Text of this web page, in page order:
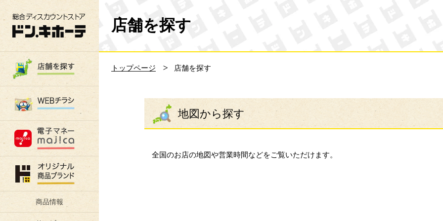
総合ディスカウントストア 驚安の殿堂 ドン・キホーテ
商品情報
店舗を探す
トップページ 店舗を探す
地図から探す
全国のお店の地図や営業時間などをご覧いただけます。